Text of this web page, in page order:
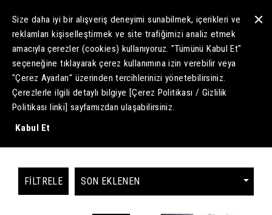
Size daha iyi bir alışveriş deneyimi sunabilmek, içerikleri ve
reklamları kişiselleştirmek ve site trafiğimizi analiz etmek
amacıyla çerezler (cookies) kullanıyoruz. "Tümünü Kabul Et"
seçeneğine tıklayarak çerez kullanımına izin verebilir veya
"Çerez Ayarları" üzerinden tercihlerinizi yönetebilirsiniz.
Çerezlerle ilgili detaylı bilgiye [Çerez Politikası / Gizlilik
Politikası linki] sayfamızdan ulaşabilirsiniz.
Kabul Et
FILTRELE